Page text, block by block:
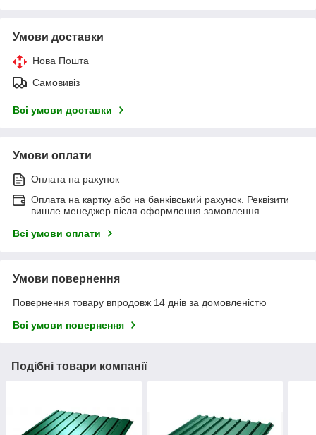
Умови доставки
Нова Пошта
Самовивіз
Всі умови доставки
Умови оплати
Оплата на рахунок
Оплата на картку або на банківський рахунок. Реквізити
вишле менеджер після оформлення замовлення
Всі умови оплати
Умови повернення
Повернення товару впродовж 14 днів за домовленістю
Всі умови повернення
Подібні товари компанії